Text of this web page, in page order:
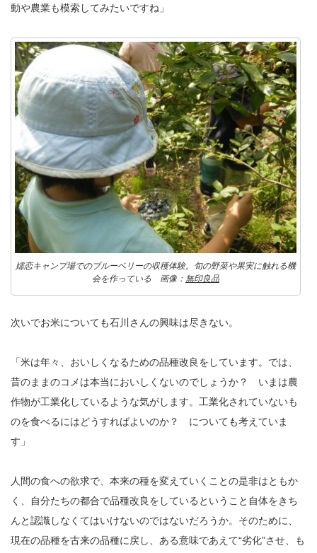
動や農業も模索してみたいですね」
嬬恋キャンプ場でのブルーベリーの収穫体験。旬の野菜や果実に触れる機
会を作っている 画像： 無印良品
次いでお米についても石川さんの興味は尽きない。
「米は年々、おいしくなるための品種改良をしています。では、
昔のままのコメは本当においしくないのでしょうか？ いまは農
作物が工業化しているような気がします。工業化されていないも
のを食べるにはどうすればよいのか？ についても考えていま
す」
人間の食への欲求で、本来の種を変えていくことの是非はともか
く、自分たちの都合で品種改良をしているということ自体をきち
んと認識しなくてはいけないのではないだろうか。そのために、
現在の品種を古来の品種に戻し、ある意味であえて“劣化”させ、も